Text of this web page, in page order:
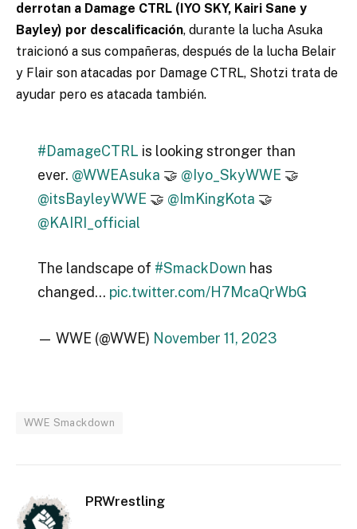
derrotan a Damage CTRL (IYO SKY, Kairi Sane y
Bayley) por descalificación, durante la lucha Asuka
traicionó a sus compañeras, después de la lucha Belair
y Flair son atacadas por Damage CTRL, Shotzi trata de
ayudar pero es atacada también.
#DamageCTRL is looking stronger than
ever. @WWEAsuka 🤝 @Iyo_SkyWWE 🤝
@itsBayleyWWE 🤝 @ImKingKota 🤝
@KAIRI_official
The landscape of #SmackDown has
changed… pic.twitter.com/H7McaQrWbG
— WWE (@WWE) November 11, 2023
WWE Smackdown
PRWrestling